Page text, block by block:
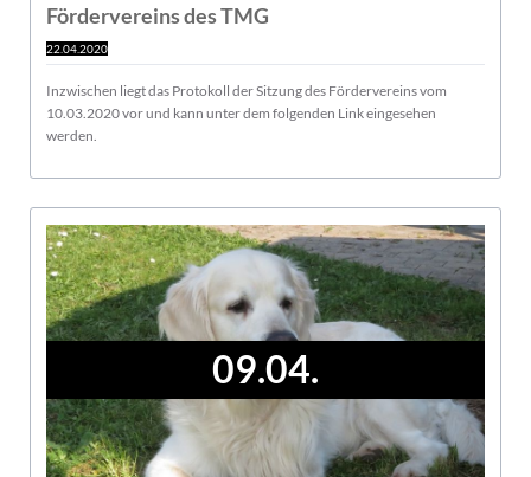
Fördervereins des TMG
22.04.2020
Inzwischen liegt das Protokoll der Sitzung des Fördervereins vom
10.03.2020 vor und kann unter dem folgenden Link eingesehen
werden.
09.04.